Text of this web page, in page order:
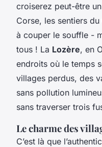
croiserez peut-être
Corse, les sentiers
à couper le souffle -
tous ! La Lozère, en
endroits où le temps
villages perdus, des
sans pollution
sans traverser trois
Le charme des
C’est là que